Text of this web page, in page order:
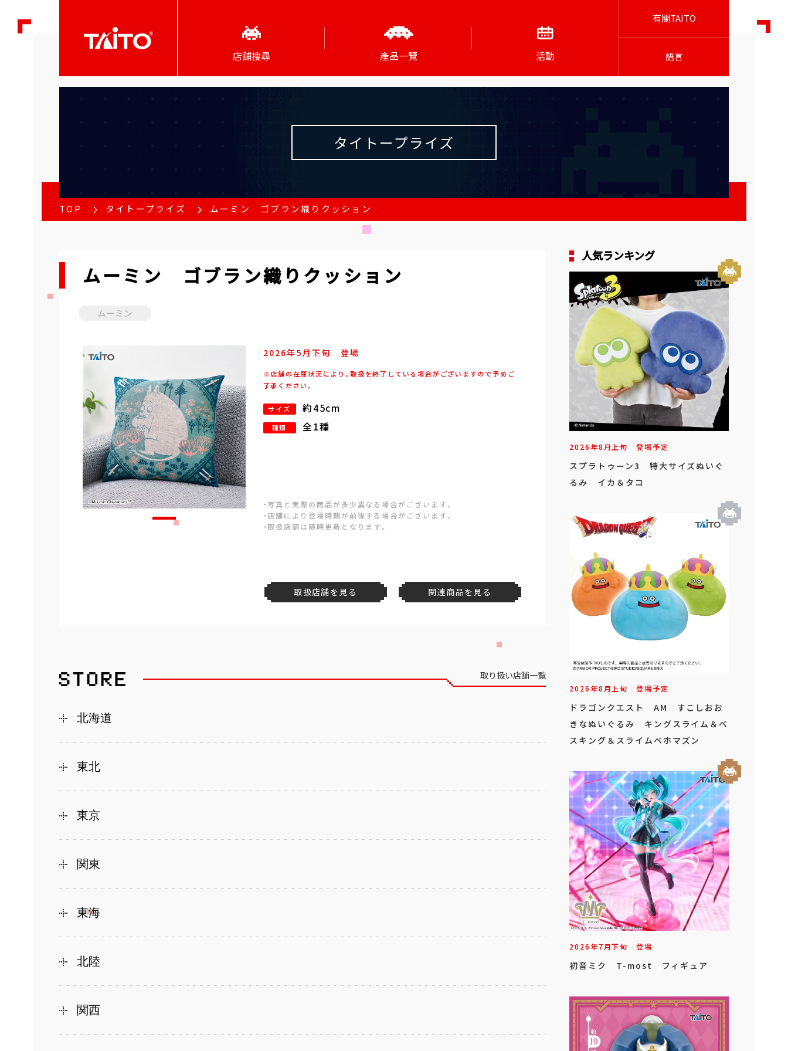
店舖搜尋 產品一覽 活動
有關TAITO
語言
タイトープライズ
TOP タイトープライズ ムーミン ゴブラン織りクッション
ムーミン ゴブラン織りクッション
ムーミン
2026年5月下旬 登場
※店舗の在庫状況により、取扱を終了している場合がございますので予めご
了承ください。
サイズ 約45cm
種類 全1種
・写真と実際の商品が多少異なる場合がございます。
・店舗により登場時期が前後する場合がございます。
・取扱店舗は随時更新となります。
取扱店舗を見る 関連商品を見る
取り扱い店舗一覧
北海道
東北
東京
関東
東海
北陸
関西
人気ランキング
2026年8月上旬 登場予定
スプラトゥーン3 特大サイズぬいぐ
るみ イカ＆タコ
2026年8月上旬 登場予定
ドラゴンクエスト AM すこしおお
きなぬいぐるみ キングスライム＆ベ
スキング＆スライムベホマズン
2026年7月下旬 登場
初音ミク T-most フィギュア